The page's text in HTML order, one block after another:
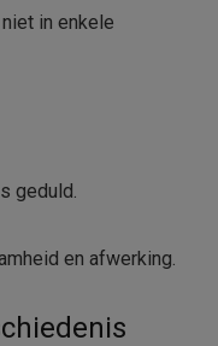
in enkele
geduld.
en afwerking.